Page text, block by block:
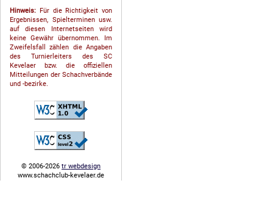
Hinweis: Für die Richtigkeit von
Ergebnissen, Spielterminen usw.
auf diesen Internetseiten wird
keine Gewähr übernommen. Im
Zweifelsfall zählen die Angaben
des Turnierleiters des SC
Kevelaer bzw. die offiziellen
Mitteilungen der Schach­ver­bände
und -bezirke.
© 2006-2026 tr webdesign
www.schachclub-kevelaer.de